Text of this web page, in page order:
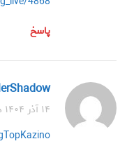
پاسخ
۱۴ آذر ۱۴۰۴ در ۱۱:۰۴ ب.ظ